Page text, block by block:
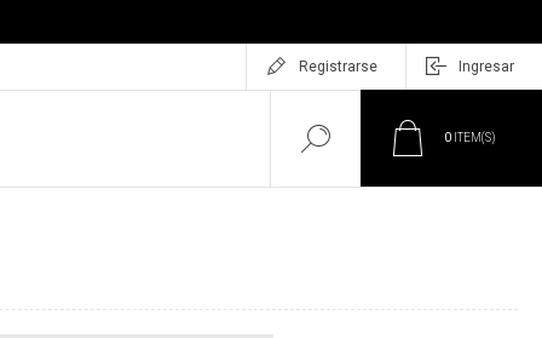
Registrarse Ingresar
0 ITEM(S)